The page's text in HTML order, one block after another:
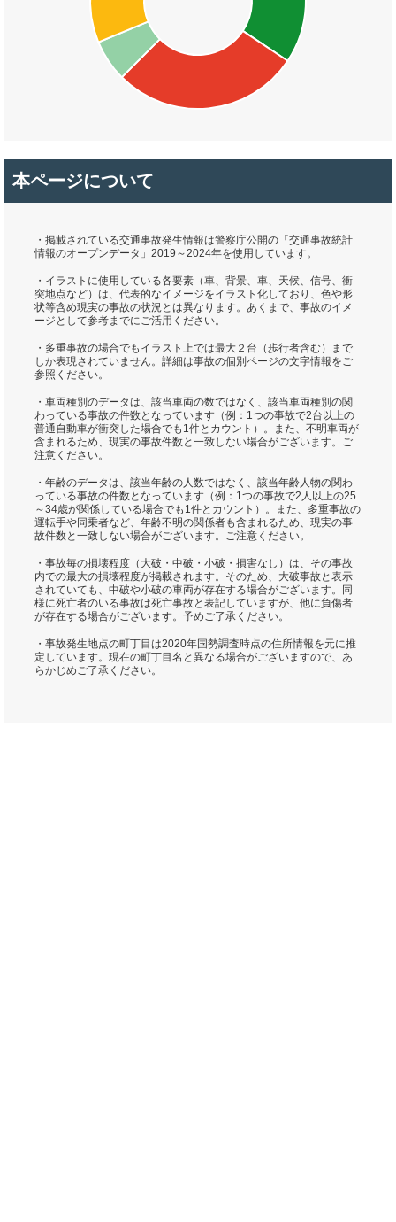
本ページについて
・掲載されている交通事故発生情報は警察庁公開の「交通事故統計
情報のオープンデータ」2019～2024年を使用しています。
・イラストに使用している各要素（車、背景、車、天候、信号、衝
突地点など）は、代表的なイメージをイラスト化しており、色や形
状等含め現実の事故の状況とは異なります。あくまで、事故のイメ
ージとして参考までにご活用ください。
・多重事故の場合でもイラスト上では最大２台（歩行者含む）まで
しか表現されていません。詳細は事故の個別ページの文字情報をご
参照ください。
・車両種別のデータは、該当車両の数ではなく、該当車両種別の関
わっている事故の件数となっています（例：1つの事故で2台以上の
普通自動車が衝突した場合でも1件とカウント）。また、不明車両が
含まれるため、現実の事故件数と一致しない場合がございます。ご
注意ください。
・年齢のデータは、該当年齢の人数ではなく、該当年齢人物の関わ
っている事故の件数となっています（例：1つの事故で2人以上の25
～34歳が関係している場合でも1件とカウント）。また、多重事故の
運転手や同乗者など、年齢不明の関係者も含まれるため、現実の事
故件数と一致しない場合がございます。ご注意ください。
・事故毎の損壊程度（大破・中破・小破・損害なし）は、その事故
内での最大の損壊程度が掲載されます。そのため、大破事故と表示
されていても、中破や小破の車両が存在する場合がございます。同
様に死亡者のいる事故は死亡事故と表記していますが、他に負傷者
が存在する場合がございます。予めご了承ください。
・事故発生地点の町丁目は2020年国勢調査時点の住所情報を元に推
定しています。現在の町丁目名と異なる場合がございますので、あ
らかじめご了承ください。